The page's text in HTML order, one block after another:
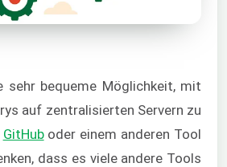
sehr bequeme Möglichkeit, mit
auf zentralisierten Servern zu
GitHuboder einem anderen Tool
dass es viele andere Tools